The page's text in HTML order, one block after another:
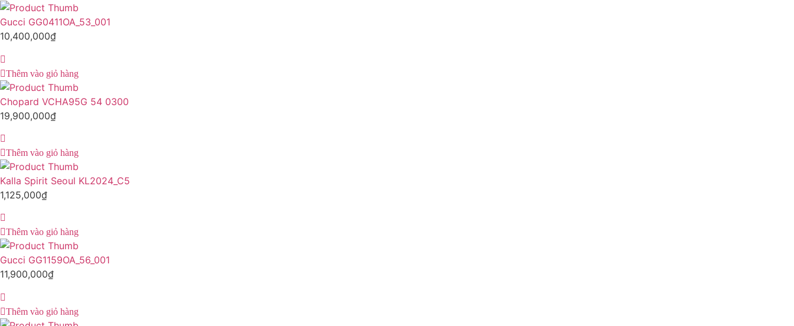
Gucci GG0411OA_53_001
10,400,000₫
Thêm vào giỏ hàng
Chopard VCHA95G 54 0300
19,900,000₫
Thêm vào giỏ hàng
Kalla Spirit Seoul KL2024_C5
1,125,000₫
Thêm vào giỏ hàng
Gucci GG1159OA_56_001
11,900,000₫
Thêm vào giỏ hàng